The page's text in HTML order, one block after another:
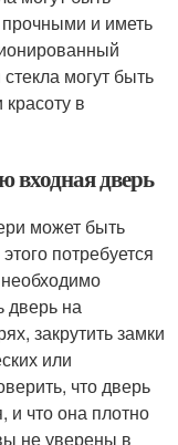
прочными и иметь
могут быть
в
входная дверь
может быть
потребуется
дверь на
закрутить замки
или
что дверь
и что она плотно
не уверены в